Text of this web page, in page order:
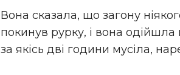
Вона сказала, що загону
покинув рурку, і вона
за якісь дві години мусіла,